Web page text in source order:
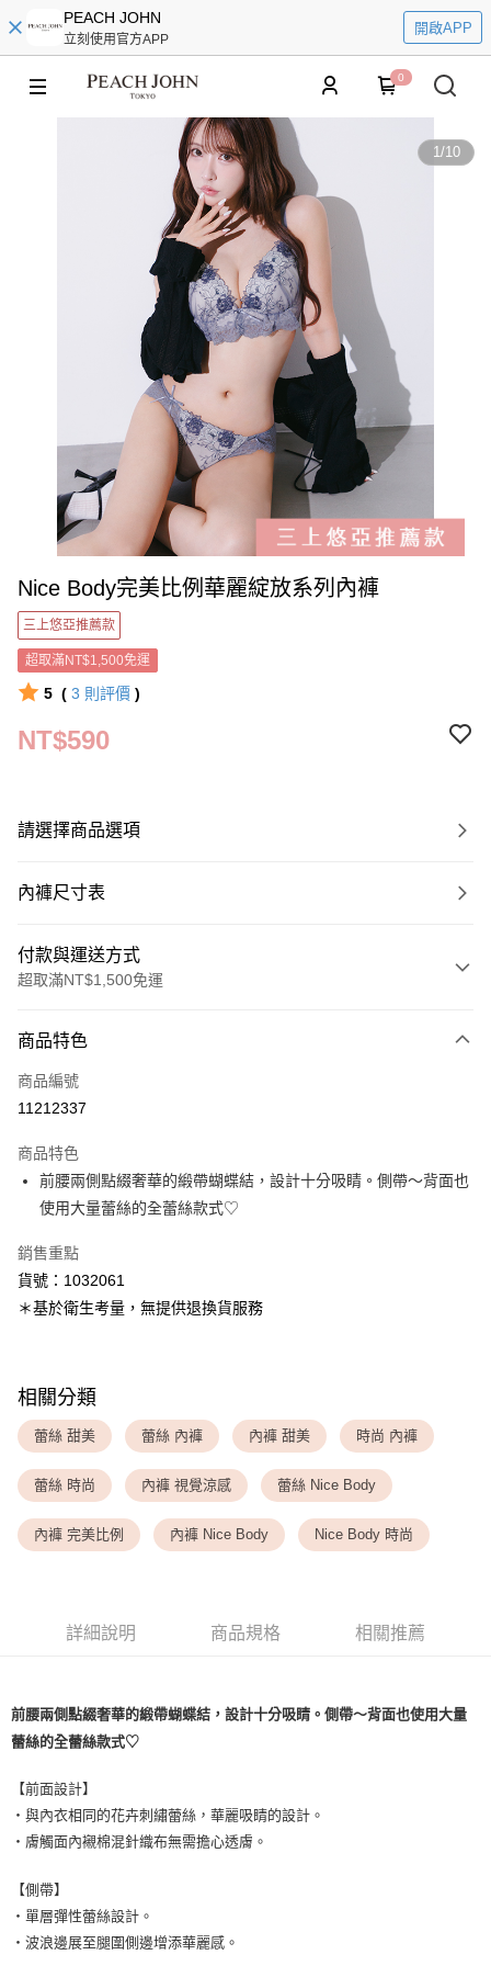
PEACH JOHN
立刻使用官方APP
開啟APP
0
1/10
Nice Body完美比例華麗綻放系列內褲
三上悠亞推薦款
超取滿NT$1,500免運
5 ( 3 則評價 )
NT$590
請選擇商品選項
內褲尺寸表
付款與運送方式
超取滿NT$1,500免運
信用卡一次付款
超商取貨付款
Apple Pay
全家取貨付款
<無合作配送請勿選取>萊爾富取貨付款
每筆NT$9,999
<無合作配送請勿選取>付款後萊爾富取貨
每筆NT$9,999
7-11取貨付款
每筆NT$80，滿NT$1,500(含以上)免運費
每筆NT$100，滿NT$1,500(含以上)免運費
每筆NT$200，滿NT$1,500(含以上)免運費
商品特色
商品編號
11212337
商品特色
前腰兩側點綴奢華的緞帶蝴蝶結，設計十分吸睛。側帶～背面也
使用大量蕾絲的全蕾絲款式♡
銷售重點
貨號：1032061
＊基於衛生考量，無提供退換貨服務
相關分類
蕾絲 甜美 蕾絲 內褲 內褲 甜美 時尚 內褲
蕾絲 時尚 內褲 視覺涼感 蕾絲 Nice Body
內褲 完美比例 內褲 Nice Body Nice Body 時尚
詳細說明 商品規格 相關推薦
前腰兩側點綴奢華的緞帶蝴蝶結，設計十分吸睛。側帶～背面也使用大量
蕾絲的全蕾絲款式♡
【前面設計】
・與內衣相同的花卉刺繡蕾絲，華麗吸睛的設計。
・膚觸面內襯棉混針織布無需擔心透膚。
【側帶】
・單層彈性蕾絲設計。
・波浪邊展至腿圍側邊增添華麗感。